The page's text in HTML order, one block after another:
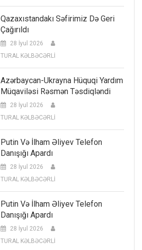
Qazaxıstandakı Səfirimiz Də Geri
Çağırıldı
28 İyul 2026
TURAL KƏLBƏCƏRLİ
Azərbaycan-Ukrayna Hüquqi Yardım
Müqaviləsi Rəsmən Təsdiqləndi
28 İyul 2026
TURAL KƏLBƏCƏRLİ
Putin Və İlham Əliyev Telefon
Danışığı Apardı
28 İyul 2026
TURAL KƏLBƏCƏRLİ
Putin Və İlham Əliyev Telefon
Danışığı Apardı
28 İyul 2026
TURAL KƏLBƏCƏRLİ